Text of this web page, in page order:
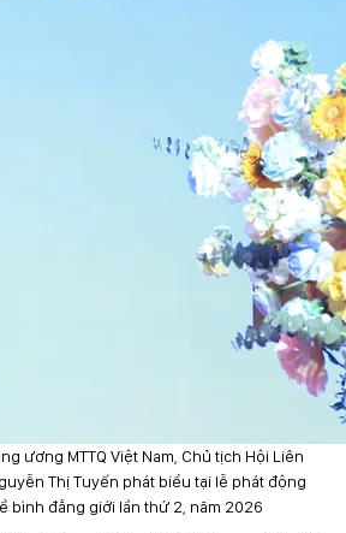
ương MTTQ Việt Nam, Chủ tịch Hội Liên
Thị Tuyến phát biểu tại lễ phát động
bình đẳng giới lần thứ 2, năm 2026